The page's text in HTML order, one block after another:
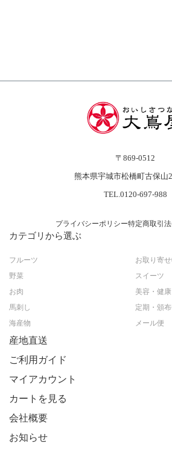
〒869-0512
熊本県宇城市松橋町古保山
TEL.0120-697-988
プライバシーポリシー特定商取引
カテゴリから選ぶ
フルーツ
野菜
お肉
馬刺し
海産物
お取り寄
スイーツ
美容・健康
定期・頒
メール便
産地直送
ご利用ガイド
マイアカウント
カートを見る
会社概要
お知らせ